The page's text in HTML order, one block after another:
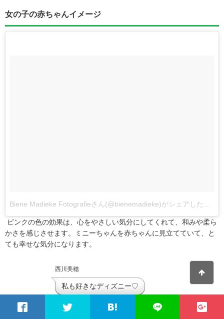
女の子の赤ちゃんイメージ
Biene Madieke Fotografieさん(@bienemadieke)がシェアした投稿
ピンクの色の効果は、心をやさしい気分にしてくれて、和みや柔ら
かさを感じさせます。ミニーちゃんを赤ちゃんに見立てていて、と
ても幸せな気分になります。
西川美穂
私も好きなディズニー♡
青色